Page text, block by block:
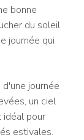
bonne
du soleil
journée qui
journée
un ciel
idéal pour
estivales.